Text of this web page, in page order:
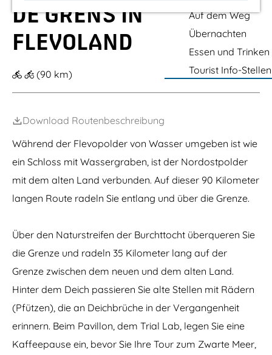
Auf dem Weg
Übernachten
Essen und Trinken
Tourist Info-Stellen
e
V
n
l
n
H
f
b
/
R
P
K
r
t
S
t
g
o
n
e
V
o
t
e
B
t
n
e
w
o
e
o
r
s
r
k
n
a
DE GRENS IN
FLEVOLAND
(90 km)
Download Routenbeschreibung
Während der Flevopolder von Wasser umgeben ist wie
ein Schloss mit Wassergraben, ist der Nordostpolder
mit dem alten Land verbunden. Auf dieser 90 Kilometer
langen Route radeln Sie entlang und über die Grenze.
Über den Naturstreifen der Burchttocht überqueren Sie
die Grenze und radeln 35 Kilometer lang auf der
Grenze zwischen dem neuen und dem alten Land.
Hinter dem Deich passieren Sie alte Stellen mit Rädern
(Pfützen), die an Deichbrüche in der Vergangenheit
erinnern. Beim Pavillon, dem Trial Lab, legen Sie eine
Kaffeepause ein, bevor Sie Ihre Tour zum Zwarte Meer,